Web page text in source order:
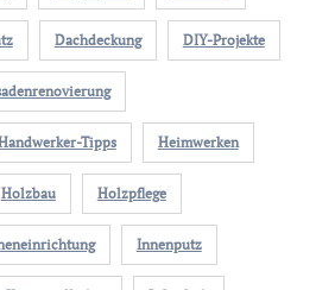
Dachdeckung DIY-Projekte
Tipps Heimwerken
Holzbau Holzpflege
Innenputz